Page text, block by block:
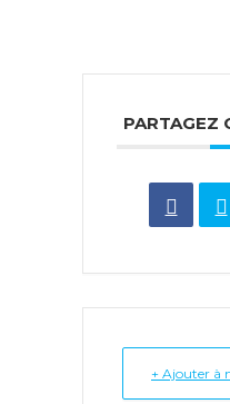
PARTAGEZ
+ Ajouter à